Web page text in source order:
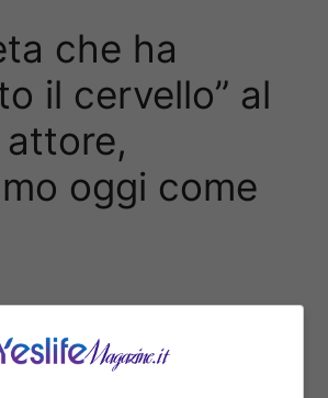
che ha
il cervello” al
oggi come